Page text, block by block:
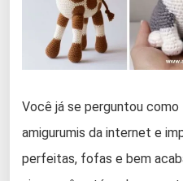
Você já se perguntou
amigurumis da internet e
perfeitas, fofas e bem